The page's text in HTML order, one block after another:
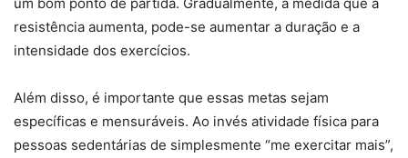
resistência aumenta, pode-se aumentar a duração e a
intensidade dos exercícios.
Além disso, é importante que essas metas sejam
específicas e mensuráveis. Ao invés atividade física para
pessoas sedentárias de simplesmente “me exercitar mais”,